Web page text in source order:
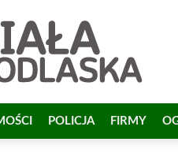
POLICJA FIRMY